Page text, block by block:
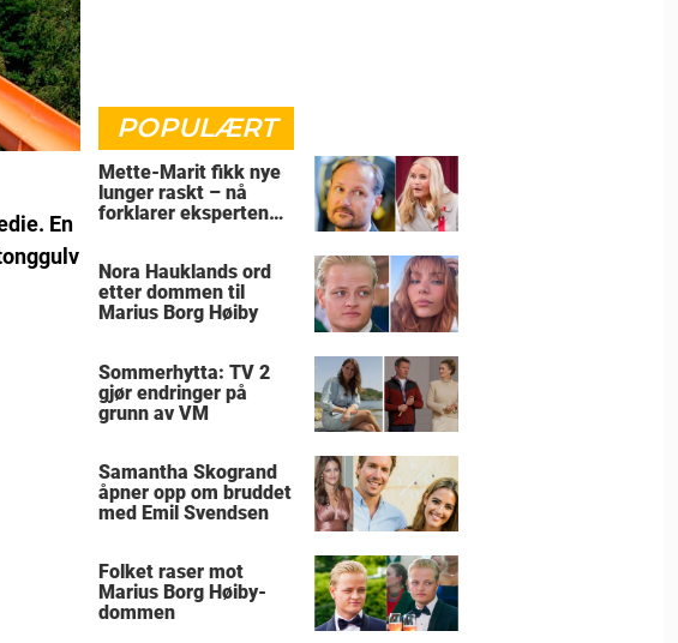
En
POPULÆRT
Mette-Marit fikk nye
lunger raskt – nå
forklarer eksperten
Nora Hauklands ord
etter dommen til
Marius Borg Høiby
Sommerhytta: TV 2
gjør endringer på
grunn av VM
Samantha Skogrand
åpner opp om bruddet
med Emil Svendsen
Folket raser mot
Marius Borg Høiby-
dommen